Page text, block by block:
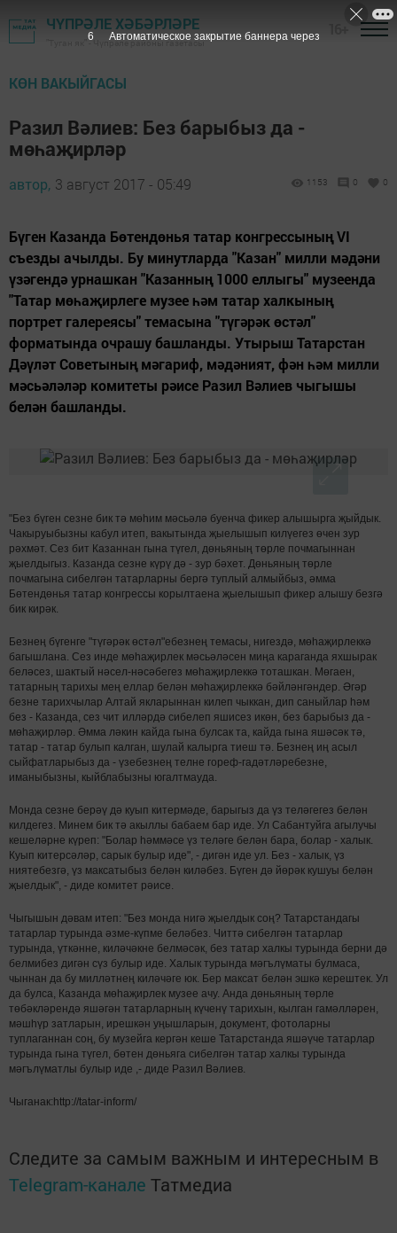
ЧҮПРӘЛЕ ХӘБӘРЛӘРЕ
"Туган як" - Чүпрәле районы газетасы
КӨН ВАКЫЙГАСЫ
Разил Вәлиев: Без барыбыз да -
мөһаҗирләр
автор, 3 август 2017 - 05:49 1153 0 0
Бүген Казанда Бөтендөнья татар конгрессының VI
съезды ачылды. Бу минутларда "Казан" милли мәдәни
үзәгендә урнашкан "Казанның 1000 еллыгы" музеенда
"Татар мөһаҗирлеге музее һәм татар халкының
портрет галереясы" темасына "түгәрәк өстәл"
форматында очрашу башланды. Утырыш Татарстан
Дәүләт Советының мәгариф, мәдәният, фән һәм милли
мәсьәләләр комитеты рәисе Разил Вәлиев чыгышы
белән башланды.
"Без бүген сезне бик тә мөһим мәсьәлә буенча фикер алышырга җыйдык.
Чакыруыбызны кабул итеп, вакытында җыелышып килүегез өчен зур
рәхмәт. Сез бит Казаннан гына түгел, дөньяның төрле почмагыннан
җыелдыгыз. Казанда сезне күрү дә - зур бәхет. Дөньяның төрле
почмагына сибелгән татарларны бергә туплый алмыйбыз, әмма
Бөтендөнья татар конгрессы корылтаена җыелышып фикер алышу безгә
бик кирәк.
Безнең бүгенге "түгәрәк өстәл"ебезнең темасы, нигездә, мөһаҗирлеккә
багышлана. Сез инде мөһаҗирлек мәсьәләсен миңа караганда яхшырак
беләсез, шактый нәсел-нәсәбегез мөһаҗирлеккә тоташкан. Мөгаен,
татарның тарихы мең еллар белән мөһаҗирлеккә бәйләнгәндер. Әгәр
безне тарихчылар Алтай якларыннан килеп чыккан, дип саныйлар һәм
без - Казанда, сез чит илләрдә сибелеп яшисез икөн, без барыбыз да -
мөһаҗирләр. Әмма ләкин кайда гына булсак та, кайда гына яшәсәк тә,
татар - татар булып калган, шулай калырга тиеш тә. Безнең иң асыл
сыйфатларыбыз да - үзебезнең телне гореф-гадәтләребезне,
иманыбызны, кыйблабызны югалтмауда.
Монда сезне берәү дә куып китермәде, барыгыз да үз теләгегез белән
килдегез. Минем бик тә акыллы бабаем бар иде. Ул Сабантуйга агылучы
кешеләрне күреп: "Болар һәммәсе үз теләге белән бара, болар - халык.
Куып китерсәләр, сарык булыр иде", - дигән иде ул. Без - халык, үз
ниятебезгә, үз максатыбыз белән киләбез. Бүген дә йөрәк кушуы белән
җыелдык", - диде комитет рәисе.
Чыгышын дәвам итеп: "Без монда нигә җыелдык соң? Татарстандагы
татарлар турында әзме-күпме беләбез. Читтә сибелгән татарлар
турында, үткәнне, киләчәкне белмәсәк, без татар халкы турында берни дә
белмибез дигән сүз булыр иде. Халык турында мәгълүматы булмаса,
чыннан да бу милләтнең киләчәге юк. Бер максат белән эшкә керештек. Ул
да булса, Казанда мөһаҗирлек музее ачу. Анда дөньяның төрле
төбәкләрендә яшәгән татарларның күченү тарихын, кылган гамәлләрен,
мәшһүр затларын, ирешкән уңышларын, документ, фотоларны
туплаганнан соң, бу музейга кергән кеше Татарстанда яшәүче татарлар
турында гына түгел, бөтен дөньяга сибелгән татар халкы турында
мәгълүматлы булыр иде ,- диде Разил Вәлиев.
Чыганак:http://tatar-inform/
Следите за самым важным и интересным в
Telegram-канале Татмедиа
5 Автоматическое закрытие баннера через